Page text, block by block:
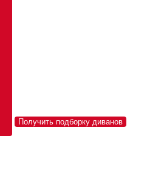
Получить подборку диванов